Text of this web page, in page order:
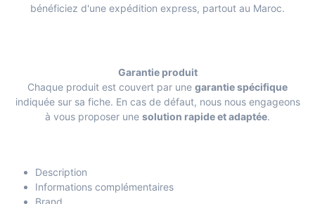
bénéficiez d'une expédition express, partout au Maroc.
Garantie produit
Chaque produit est couvert par une garantie spécifique
indiquée sur sa fiche. En cas de défaut, nous nous engageons
à vous proposer une solution rapide et adaptée.
Description
Informations complémentaires
Brand